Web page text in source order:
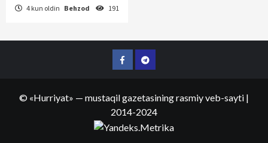
4 kun oldin Behzod 191
FacebookTelegram
© «Hurriyat» — mustaqil gazetasining rasmiy veb-sayti |
2014-2024